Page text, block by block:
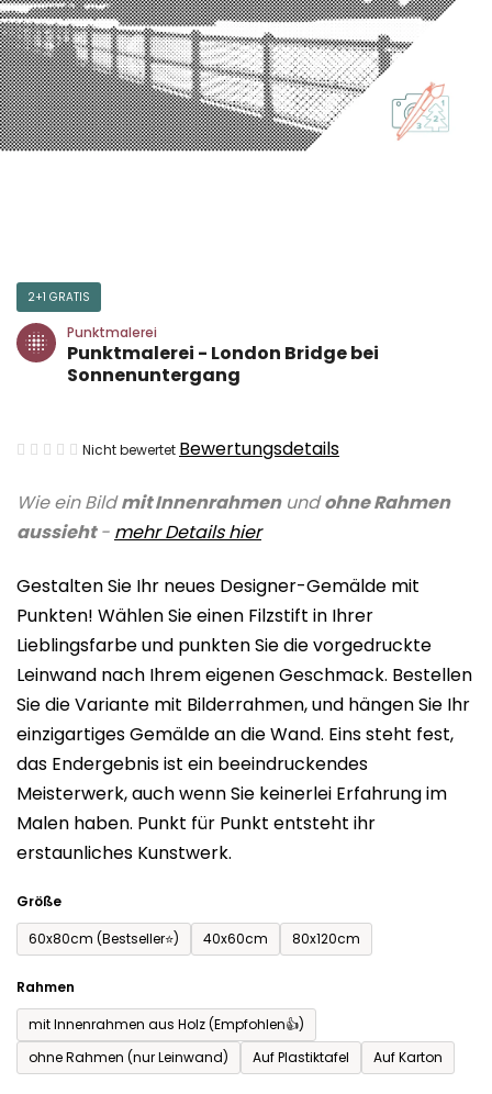
Wie ein Bildmit Innenrahmenundohne Rahmen
aussieht- mehr Detailshier
Gestalten Sie Ihr neues Designer-Gemälde mit
Punkten! Wählen Sie einen Filzstift in Ihrer
Lieblingsfarbe und punkten Sie die vorgedruckte
Leinwand nach Ihrem eigenen Geschmack. Bestellen
Sie die Variante mit Bilderrahmen, und hängen Sie Ihr
einzigartiges Gemälde an die Wand. Eins steht fest,
das Endergebnis ist ein beeindruckendes
Meisterwerk, auch wenn Sie keinerlei Erfahrung im
Malen haben. Punkt für Punkt entsteht ihr
erstaunliches Kunstwerk.
Größe
60x80cm (Bestseller⭐)
40x60cm 80x120cm
Rahmen
mit Innenrahmen aus Holz (Empfohlen👍)
ohne Rahmen (nur Leinwand)
Auf Plastiktafel Auf Karton
2+1 GRATIS
Punktmalerei
Punktmalerei - London Bridge bei
Sonnenuntergang
Die
Produktbewertung
ist
von
5
Sternen.
Nicht bewertet Bewertungsdetails